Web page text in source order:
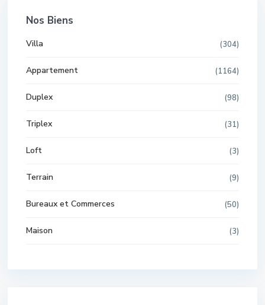
Nos Biens
Villa (304)
Appartement (1164)
Duplex (98)
Triplex (31)
Loft (3)
Terrain (9)
Bureaux et Commerces (50)
Maison (3)